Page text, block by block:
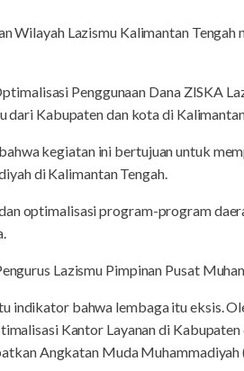
Wilayah Lazismu Kalimantan Tengah
Penggunaan Dana ZISKA
Kabupaten dan kota di
kegiatan ini bertujuan untuk
di Kalimantan Tengah.
optimalisasi program-program
Lazismu Pimpinan Pusat
indikator bahwa lembaga itu eksis.
Kantor Layanan di Kabupaten
Angkatan Muda